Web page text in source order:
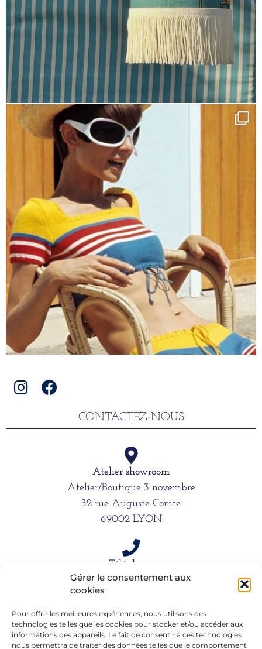
Gérer le consentement aux
cookies
Pour offrir les meilleures expériences, nous utilisons des
technologies telles que les cookies pour stocker et/ou accéder aux
informations des appareils. Le fait de consentir à ces technologies
nous permettra de traiter des données telles que le comportement
CONTACTEZ-NOUS
Atelier showroom
Atelier/Boutique 3 novembre
32 rue Auguste Comte
69002 LYON
Téléphone
06 15 61 39 66
Mail
alexandra.dargentre@sfr.fr